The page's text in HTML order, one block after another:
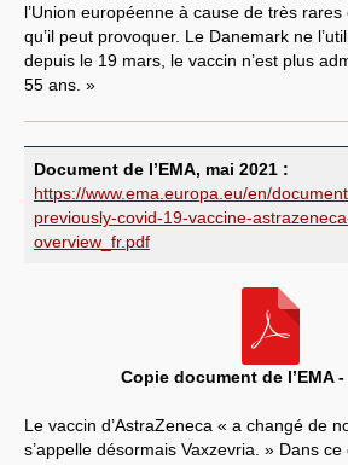
l’Union européenne à cause de très
qu’il peut provoquer. Le Danemark ne
depuis le 19 mars, le vaccin n’est plus
55 ans. »
Document de l’EMA, mai 2021 :
https://www.ema.europa.eu/en/
previously-covid-19-vaccine-
overview_fr.pdf
Copie document de l’EMA -
Le vaccin d’AstraZeneca « a changé de
s’appelle désormais Vaxzevria. » Dans